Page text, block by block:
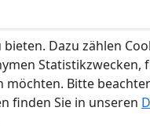
Dazu zählen
Bitte
finden Sie in unseren